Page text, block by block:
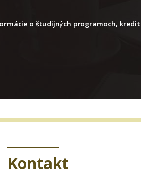
o študijných programoch,
Kontakt